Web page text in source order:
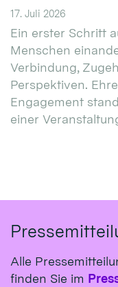
17. Juli 2026
Ein erster Schritt
Menschen
Verbindung,
Perspektiven.
Engagement
einer
Alle
finden Sie im